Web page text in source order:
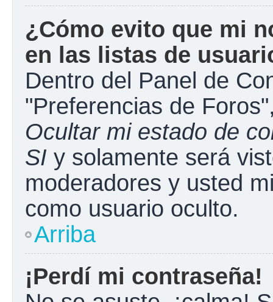
¿Cómo evito que mi
en las listas de
Dentro del Panel de
"Preferencias de
Ocultar mi estado de
SI y solamente será
moderadores y usted
como usuario oculto.
Arriba
¡Perdí mi contraseña!